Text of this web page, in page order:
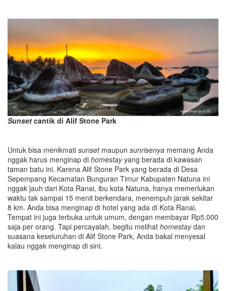
Sunset cantik di Alif Stone Park
Untuk bisa menikmati sunsetmaupun sunrisenya memang Anda
nggak harus menginap di homestayyang berada di kawasan
taman batu ini. Karena Alif Stone Park yang berada di Desa
Sepempang Kecamatan Bunguran Timur Kabupaten Natuna ini
nggak jauh dari Kota Ranai, ibu kota Natuna, hanya memerlukan
waktu tak sampai 15 menit berkendara, menempuh jarak sekitar
8 km. Anda bisa menginap di hotel yang ada di Kota Ranai.
Tempat ini juga terbuka untuk umum, dengan membayar Rp5.000
saja per orang. Tapi percayalah, begitu melihat homestaydan
suasana keseluruhan di Alif Stone Park, Anda bakal menyesal
kalau nggak menginap di sini.